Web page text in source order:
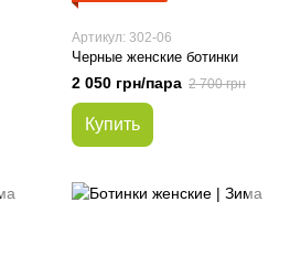
Артикул: 302-06
Черные женские ботинки
2 050 грн/пара 2 700 грн
Купить